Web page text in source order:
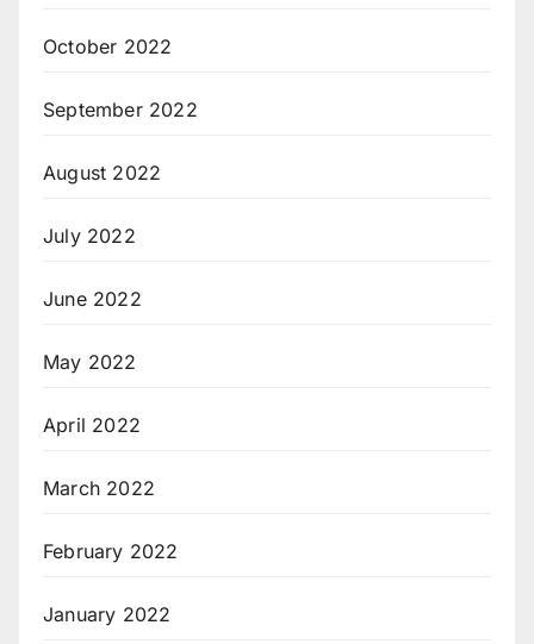
October 2022
September 2022
August 2022
July 2022
June 2022
May 2022
April 2022
March 2022
February 2022
January 2022